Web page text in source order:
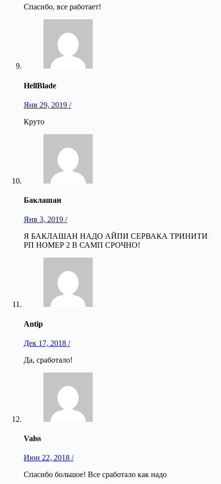
Спасибо, все работает!
HellBlade
Янв 29, 2019 /
Круто
Баклашан
Янв 3, 2019 /
Я БАКЛАШАН НАДО АЙПИ СЕРВАКА ТРИНИТИ
РП НОМЕР 2 В САМП СРОЧНО!
Antip
Дек 17, 2018 /
Да, сработало!
Valss
Июн 22, 2018 /
Спасибо большое! Все сработало как надо